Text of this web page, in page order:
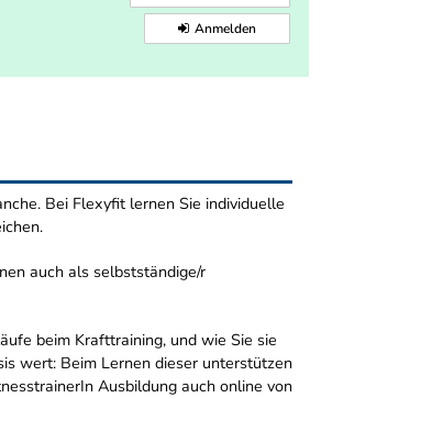
Anmelden
Bei Flexyfit lernen Sie individuelle
auch als selbstständige/r
beim Krafttraining, und wie Sie sie
wert: Beim Lernen dieser unterstützen
Ausbildung auch online von